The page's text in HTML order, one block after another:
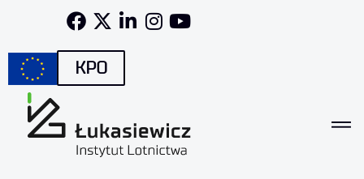
KPO